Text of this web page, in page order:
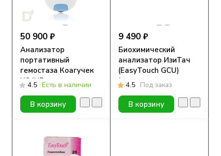
50 900 ₽
Анализатор
портативный
гемостаза Коагучек
XS INRange
4.5 Есть в наличии
В корзину
9 490 ₽
Биохимический
анализатор ИзиТач
(EasyTouch GCU)
(глюкоза, холестерин
и мочевая кислота в
крови)
4.5 Под заказ
В корзину